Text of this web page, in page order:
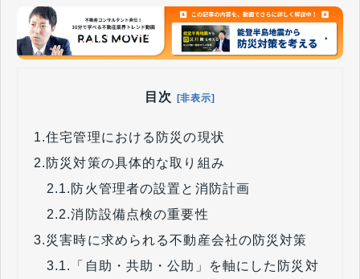
目次 [非表示]
1.住宅管理における防災の現状
2. 防災対策の具体的な取り組み
2.1. 防火管理者の設置と消防計画
2.2.消防設備点検の重要性
3.災害時に求められる不動産会社の防災対策
3.1.
「自助・共助・公助」を軸にした防災対